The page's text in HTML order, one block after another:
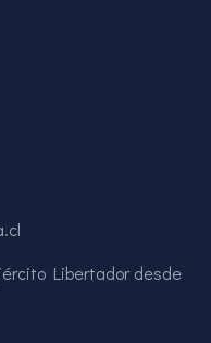
Libertador desde